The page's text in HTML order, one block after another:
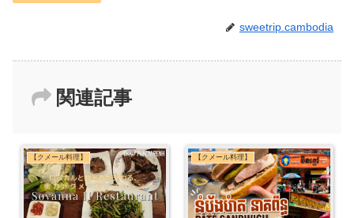
sweetrip.cambodia
関連記事
【クメール料理】 【クメール料理】